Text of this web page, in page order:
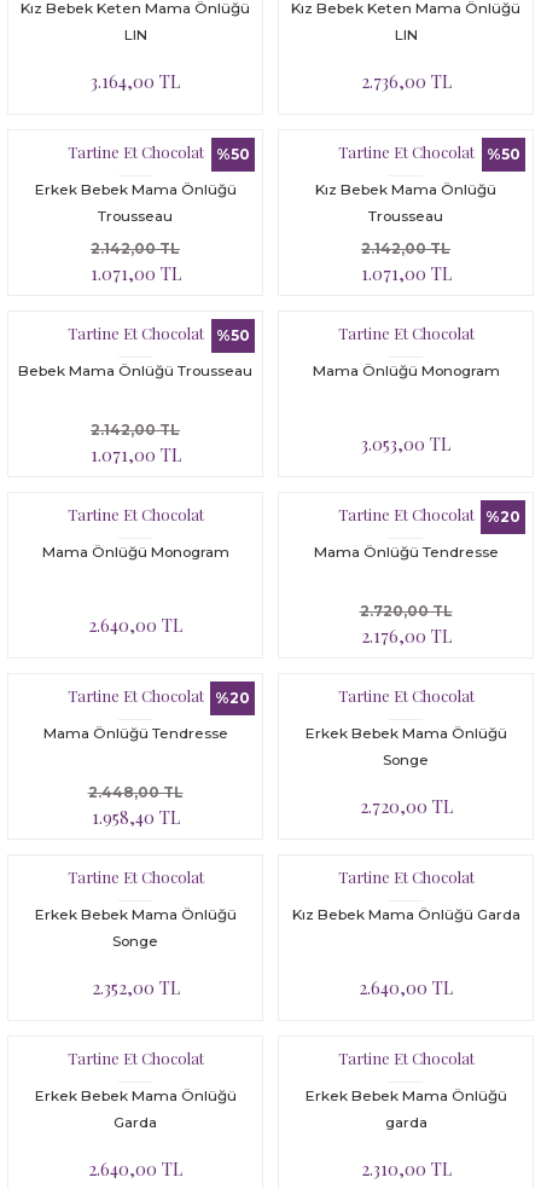
Kız Bebek Keten Mama Önlüğü
LIN
3.164,00 TL
Kız Bebek Keten Mama Önlüğü
LIN
2.736,00 TL
%50
Tartine Et Chocolat
Erkek Bebek Mama Önlüğü
Trousseau
1.071,00 TL
2.142,00 TL
%50
Tartine Et Chocolat
Kız Bebek Mama Önlüğü
Trousseau
1.071,00 TL
2.142,00 TL
%50
Tartine Et Chocolat
Bebek Mama Önlüğü Trousseau
1.071,00 TL
2.142,00 TL
Tartine Et Chocolat
Mama Önlüğü Monogram
3.053,00 TL
Tartine Et Chocolat
Mama Önlüğü Monogram
2.640,00 TL
%20
Tartine Et Chocolat
Mama Önlüğü Tendresse
2.176,00 TL
2.720,00 TL
%20
Tartine Et Chocolat
Mama Önlüğü Tendresse
1.958,40 TL
2.448,00 TL
Tartine Et Chocolat
Erkek Bebek Mama Önlüğü
Songe
2.720,00 TL
Tartine Et Chocolat
Erkek Bebek Mama Önlüğü
Songe
2.352,00 TL
Tartine Et Chocolat
Kız Bebek Mama Önlüğü Garda
2.640,00 TL
Tartine Et Chocolat
Erkek Bebek Mama Önlüğü
Garda
2.640,00 TL
Tartine Et Chocolat
Erkek Bebek Mama Önlüğü
garda
2.310,00 TL